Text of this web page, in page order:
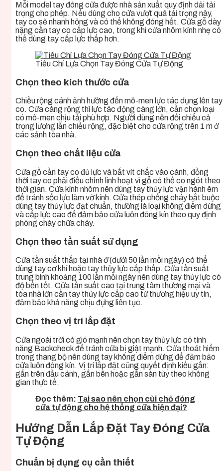
Mỗi model tay đóng cửa được nhà sản xuất quy định dải tải
trọng cho phép. Nếu dùng cho cửa vượt quá tải trọng này,
tay co sẽ nhanh hỏng và có thể không đóng hết. Cửa gỗ dày
nặng cần tay co cấp lực cao, trong khi cửa nhôm kính nhẹ có
thể dùng tay cấp lực thấp hơn.
Tiêu Chí Lựa Chọn Tay Đóng Cửa Tự Động
Chọn theo kích thước cửa
Chiều rộng cánh ảnh hưởng đến mô-men lực tác dụng lên tay
co. Cửa càng rộng thì lực tác động càng lớn, cần chọn loại
có mô-men chịu tải phù hợp. Người dùng nên đối chiếu cả
trọng lượng lẫn chiều rộng, đặc biệt cho cửa rộng trên 1 m ở
các sảnh tòa nhà.
Chọn theo chất liệu cửa
Cửa gỗ cần tay co đủ lực và bắt vít chắc vào cánh, đồng
thời tay co phải điều chỉnh linh hoạt vì gỗ có thể co ngót theo
thời gian. Cửa kính nhôm nên dùng tay thủy lực vận hành êm
để tránh sốc lực làm vỡ kính. Cửa thép chống cháy bắt buộc
dùng tay thủy lực đạt chuẩn, thường là loại không điểm dừng
và cấp lực cao để đảm bảo cửa luôn đóng kín theo quy định
phòng cháy chữa cháy.
Chọn theo tần suất sử dụng
Cửa tần suất thấp tại nhà ở (dưới 50 lần mỗi ngày) có thể
dùng tay cơ khí hoặc tay thủy lực cấp thấp. Cửa tần suất
trung bình khoảng 100 lần mỗi ngày nên dùng tay thủy lực có
độ bền tốt. Cửa tần suất cao tại trung tâm thương mại và
tòa nhà lớn cần tay thủy lực cấp cao từ thương hiệu uy tín,
đảm bảo khả năng chịu đựng liên tục.
Chọn theo vị trí lắp đặt
Cửa ngoài trời có gió mạnh nên chọn tay thủy lực có tính
năng Backcheck để tránh cửa bị giật mạnh. Cửa thoát hiểm
trong thang bộ nên dùng tay không điểm dừng để đảm bảo
cửa luôn đóng kín. Vị trí lắp đặt cũng quyết định kiểu gắn:
gắn trên đầu cánh, gắn bên hoặc gắn sàn tùy theo không
gian thực tế.
Đọc thêm: Tại sao nên chọn cùi chỏ đóng
cửa tự động cho hệ thống cửa hiện đại?
Hướng Dẫn Lắp Đặt Tay Đóng Cửa
Tự Động
Chuẩn bị dụng cụ cần thiết